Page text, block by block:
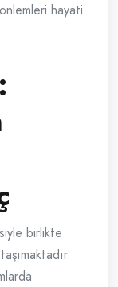
hayati
birlikte